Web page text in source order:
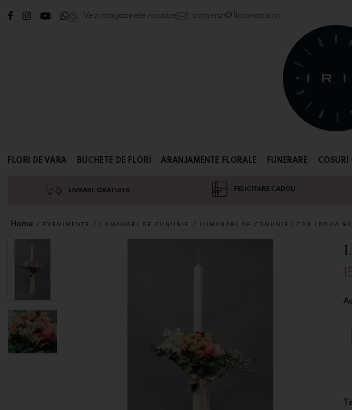
Vezi magazinele noastre comenzi@florariairis.ro
FLORI DE VARA BUCHETE DE FLORI ARANJAMENTE FLORALE FUNERARE COSURI
LIVRARE GRATUITA FELICITARE CADOU
Home / EVENIMENTE / LUMANARI DE CUNUNIE / LUMANARI DE CUNUNIE LC28 (DOUA